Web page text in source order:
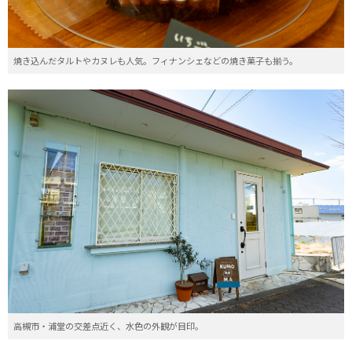
焼き込んだタルトやカヌレも人気。フィナンシェなどの焼き菓子も揃う。
高槻市・浦堂の交差点近く、水色の外観が目印。